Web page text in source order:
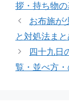
リ
ー
拶・持ち物
お布施が
と対処法まと
四十九日
覧・並べ方